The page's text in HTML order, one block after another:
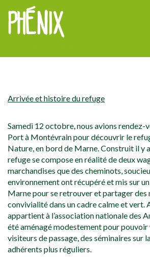
PHÉNIX
Arrivée et histoire du refuge
Samedi 12 octobre, nous avions rendez-
Port à Montévrain pour découvrir le
Nature, en bord de Marne. Construit il y
refuge se compose en réalité de deux
marchandises que des cheminots,
environnement ont récupéré et mis sur
Marne pour se retrouver et partager des
convivialité dans un cadre calme et vert.
appartient à l’association nationale des
été aménagé modestement pour pouvoir
visiteurs de passage, des séminaires sur
adhérents plus réguliers.